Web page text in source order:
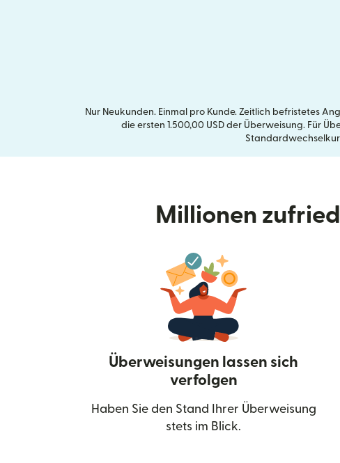
Nur Neukunden. Einmal pro Kunde. Zeitlich befristetes
die ersten 1.500,00 USD der Überweisung. Für
Millionen
Überweisungen lassen sich
verfolgen
Haben Sie den Stand Ihrer Überweisung
stets im Blick.